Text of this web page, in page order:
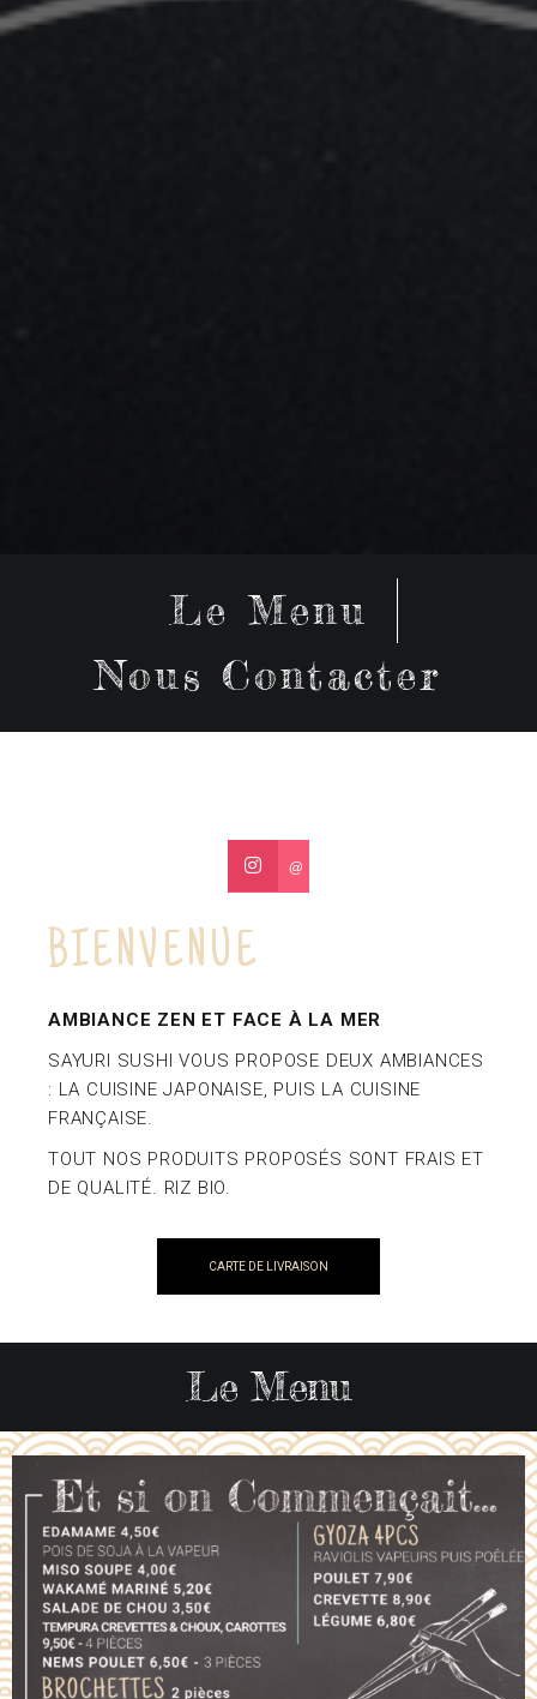
Le Menu
Nous Contacter
@
BIENVENUE
AMBIANCE ZEN ET FACE À LA MER
SAYURI SUSHI VOUS PROPOSE DEUX AMBIANCES
: LA CUISINE JAPONAISE, PUIS LA CUISINE
FRANÇAISE.
TOUT NOS PRODUITS PROPOSÉS SONT FRAIS ET
DE QUALITÉ. RIZ BIO.
CARTE DE LIVRAISON
Le Menu